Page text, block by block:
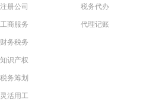
注册公司
工商服务
财务税务
知识产权
税务筹划
灵活用工
税务代办
代理记账